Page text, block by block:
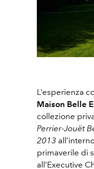
L’esperienza
Maison Belle
collezione
Perrier-Jouët
2013
primaverile di
all’Executive